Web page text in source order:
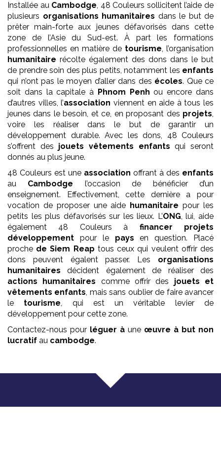
Installée au Cambodge, 48 Couleurs sollicitent l’aide de
plusieurs organisations humanitaires dans le but de
prêter main-forte aux jeunes défavorisés dans cette
zone de l’Asie du Sud-est. À part les formations
professionnelles en matière de tourisme, l’organisation
humanitaire récolte également des dons dans le but
de prendre soin des plus petits, notamment les enfants
qui n’ont pas le moyen d’aller dans des écoles. Que ce
soit dans la capitale à Phnom Penh ou encore dans
d’autres villes, l’association viennent en aide à tous les
jeunes dans le besoin, et ce, en proposant des projets,
voire les réaliser dans le but de garantir un
développement durable. Avec les dons, 48 Couleurs
s’offrent des jouets vêtements enfants qui seront
donnés au plus jeune.
48 Couleurs est une association offrant à des enfants
au Cambodge l’occasion de bénéficier d’un
enseignement. Effectivement, cette dernière a pour
vocation de proposer une aide humanitaire pour les
petits les plus défavorisés sur les lieux. L’ONG, lui, aide
également 48 Couleurs à financer projets
développement pour le pays en question. Placé
proche de Siem Reap tous ceux qui veulent offrir des
dons peuvent égalent passer. Les organisations
humanitaires décident également de réaliser des
actions humanitaires comme offrir des jouets et
vêtements enfants, mais sans oublier de faire avancer
le tourisme, qui est un véritable levier de
développement pour cette zone.
Contactez-nous pour léguer à une œuvre à but non
lucratif au cambodge.